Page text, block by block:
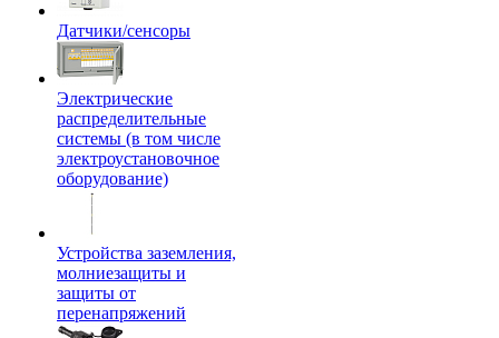
Датчики/сенсоры
Электрические
распределительные
системы (в том числе
электроустановочное
оборудование)
Устройства заземления,
молниезащиты и
защиты от
перенапряжений